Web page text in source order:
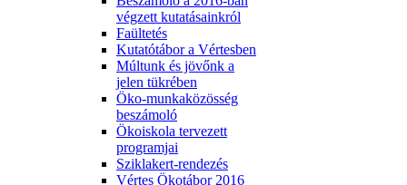
végzett kutatásainkról
Faültetés
Kutatótábor a Vértesben
Múltunk és jövőnk a
jelen tükrében
Öko-munkaközösség
beszámoló
Ökoiskola tervezett
programjai
Sziklakert-rendezés
Vértes Ökotábor 2016